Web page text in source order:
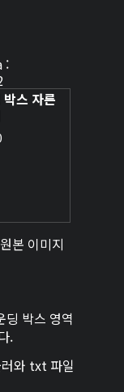
:
박스 자른
본 이미지
딩 박스 영역
.
와 txt 파일